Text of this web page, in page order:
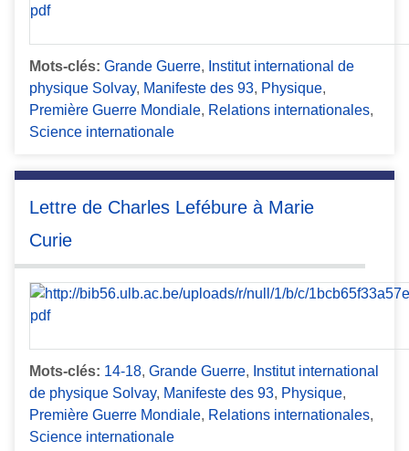
Mots-clés: Grande Guerre, Institut international de
physique Solvay, Manifeste des 93, Physique,
Première Guerre Mondiale, Relations internationales,
Science internationale
Lettre de Charles Lefébure à Marie
Curie
Mots-clés: 14-18, Grande Guerre, Institut international
de physique Solvay, Manifeste des 93, Physique,
Première Guerre Mondiale, Relations internationales,
Science internationale